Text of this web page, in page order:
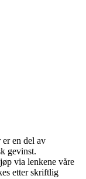
en del av
gevinst.
via lenkene våre
etter skriftlig